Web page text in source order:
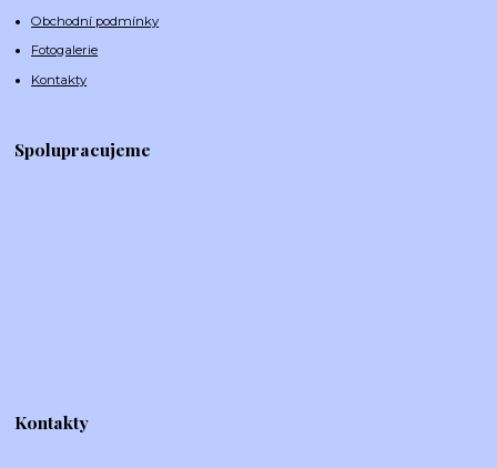
Obchodní podmínky
Fotogalerie
Kontakty
Spolupracujeme
Kontakty